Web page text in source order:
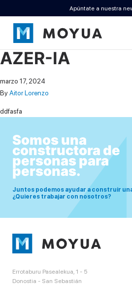
Apúntate a nuestra
AZER-IA
marzo 17, 2024
ByAitor Lorenzo
ddfasfa
Somos una
constructora de
personas para
personas.
Juntos podemos ayudar a construir
¿Quieres trabajar con nosotros?
Errotaburu Pasealekua, 1 - 5
Donostia - San Sebastián